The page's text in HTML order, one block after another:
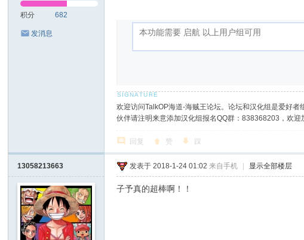
积分 682
发消息
欢迎访问TalkOP海道-海贼王论坛。论坛和汉化组是爱好
伙伴请注明来意添加汉化组报名QQ群：838368203，欢迎
回复 赞 踩
13058213663 发表于 2018-1-24 01:02 来自手机 显示全部楼层
子予真的超棒啊！！